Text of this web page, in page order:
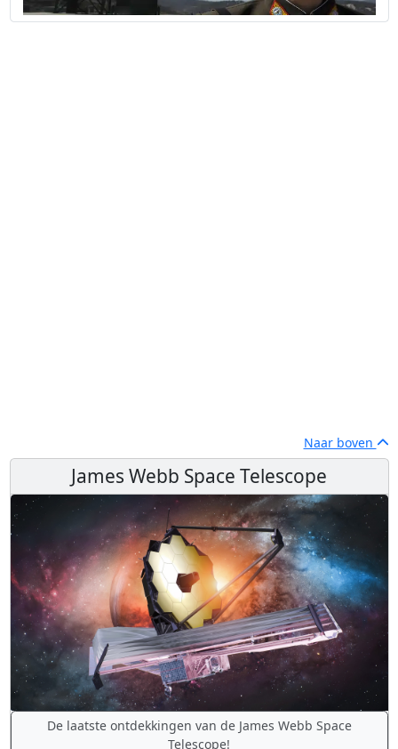
Naar boven
James Webb Space Telescope
De laatste ontdekkingen van de James Webb Space
Telescope!